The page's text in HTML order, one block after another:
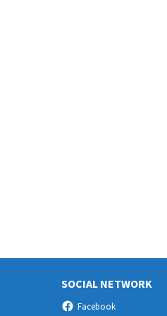
SOCIAL NETWORK
Facebook